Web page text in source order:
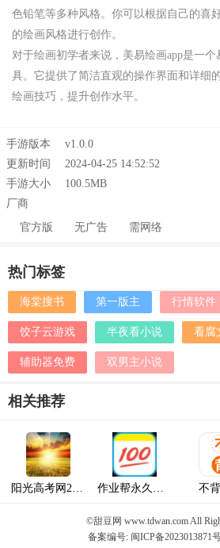
色铅笔等多种风格。你可以根据自己的喜
的绘画风格进行创作。
对于绘画初学者来说，美易绘画app是一
具。它提供了简洁直观的操作界面和详细
绘画技巧，提升创作水平。
手游版本
v1.0.0
更新时间
2024-04-25 14:52:52
手游大小
100.5MB
厂商
官方版
无广告 需网络
热门标签
海棠搜书 第一版主 行情软件
饺子云游戏 半夜看小说 看腐
辅助器免费 双男主小说
相关推荐
阳光高考网2024最新版本 作业帮永久VIP2023最新版 不
©甜豆网 www.tdwan.com All
备案编号: 闽ICP备2023013871